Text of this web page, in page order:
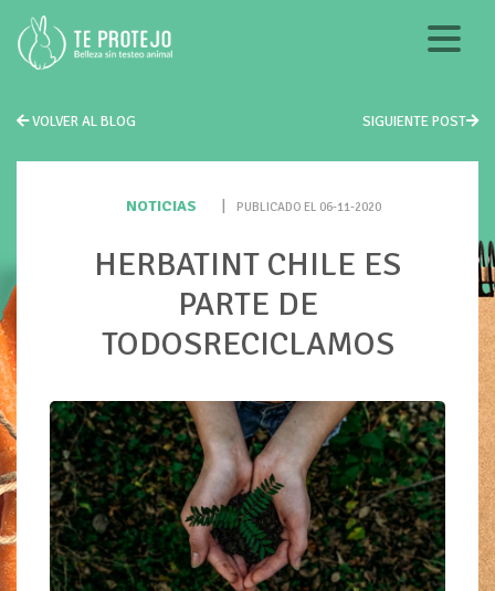
VOLVER AL BLOG SIGUIENTE POST
NOTICIAS PUBLICADO EL 06-11-2020
HERBATINT CHILE ES
PARTE DE
TODOSRECICLAMOS